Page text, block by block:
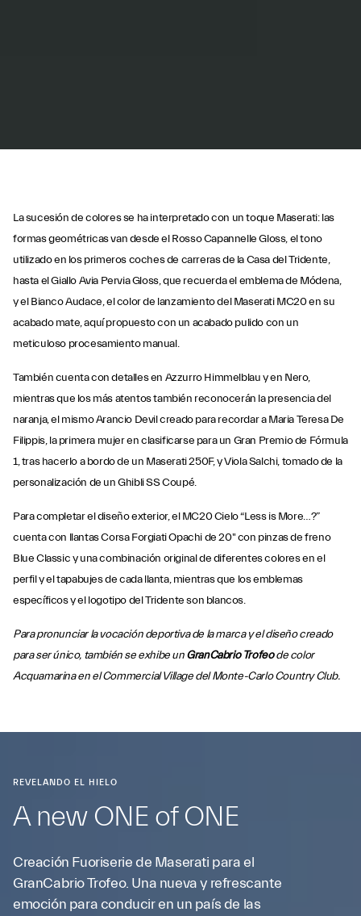
La sucesión de colores se ha interpretado con un toque Maserati: las
formas geométricas van desde el Rosso Capannelle Gloss, el tono
utilizado en los primeros coches de carreras de la Casa del Tridente,
hasta el Giallo Avia Pervia Gloss, que recuerda el emblema de Módena,
y el Bianco Audace, el color de lanzamiento del Maserati MC20 en su
acabado mate, aquí propuesto con un acabado pulido con un
meticuloso procesamiento manual.
También cuenta con detalles en Azzurro Himmelblau y en Nero,
mientras que los más atentos también reconocerán la presencia del
naranja, el mismo Arancio Devil creado para recordar a Maria Teresa De
Filippis, la primera mujer en clasificarse para un Gran Premio de Fórmula
1, tras hacerlo a bordo de un Maserati 250F, y Viola Salchi, tomado de la
personalización de un Ghibli SS Coupé.
Para completar el diseño exterior, el MC20 Cielo “Less is More…?”
cuenta con llantas Corsa Forgiati Opachi de 20" con pinzas de freno
Blue Classic y una combinación original de diferentes colores en el
perfil y el tapabujes de cada llanta, mientras que los emblemas
específicos y el logotipo del Tridente son blancos.
Para pronunciar la vocación deportiva de la marca y el diseño creado
para ser único, también se exhibe unGranCabrio Trofeode color
Acquamarina en el Commercial Village del Monte-Carlo Country Club.
REVELANDO EL HIELO
A new ONE of ONE
Creación Fuoriserie de Maserati para el
GranCabrio Trofeo. Una nueva y refrescante
emoción para conducir en un país de las